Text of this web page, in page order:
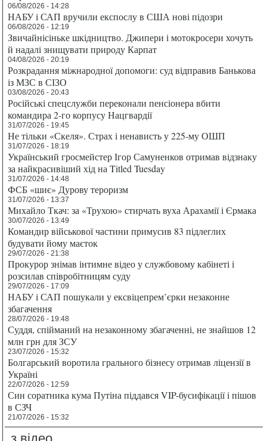
06/08/2026 - 14:28
НАБУ і САП вручили експослу в США нові підозри
06/08/2026 - 12:19
Звичайнісіньке шкідництво. Джипери і мотокросери хочуть
й надалі знищувати природу Карпат
04/08/2026 - 20:19
Розкрадання міжнародної допомоги: суд відправив Банькова
із МЗС в СІЗО
03/08/2026 - 20:43
Російські спецслужби переконали пенсіонера вбити
командира 2-го корпусу Нацгвардії
31/07/2026 - 19:45
Не тільки «Скеля». Страх і ненависть у 225-му ОШП
31/07/2026 - 18:19
Український гросмейстер Ігор Самуненков отримав відзнаку
за найкрасивіший хід на Titled Tuesday
31/07/2026 - 14:48
ФСБ «шиє» Дурову тероризм
31/07/2026 - 13:37
Михайло Ткач: за «Трухою» стирчать вуха Арахамії і Єрмака
30/07/2026 - 13:49
Командир військової частини примусив 83 підлеглих
будувати йому маєток
29/07/2026 - 21:38
Прокурор знімав інтимне відео у службовому кабінеті і
розсилав співробітницям суду
29/07/2026 - 17:09
НАБУ і САП пошукали у ексвіцепрем’єрки незаконне
збагачення
28/07/2026 - 19:48
Суддя, спійманий на незаконному збагаченні, не знайшов 12
млн грн для ЗСУ
23/07/2026 - 15:32
Болгарський воротила грального бізнесу отримав ліцензії в
Україні
22/07/2026 - 12:59
Син соратника кума Путіна піддався VIP-бусифікації і пішов
в СЗЧ
21/07/2026 - 15:32